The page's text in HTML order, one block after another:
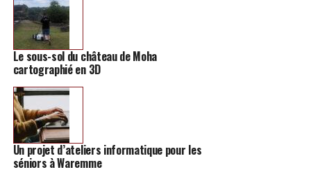
cuisine espagnole comme de la paella, des tortillas et
autres délices du genre.
Des plats végétariens comme des pâtes, des lasagnes et
des soupes de légumes sont également proposées, ainsi
qu’un bar à cocktails cubains, tenu par le mari de Lisbey,
Freddy Jesus.
Le sous-sol du château de Moha
cartographié en 3D
Un projet d’ateliers informatique pour les
séniors à Waremme